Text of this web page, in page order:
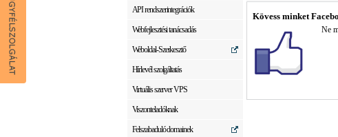
API rendszerintegrációk
Webfejlesztési tanácsadás
Weboldal-Szerkesztő
Hírlevél szolgáltatás
Virtuális szerver VPS
Viszonteladóknak
Felszabaduló domainek
Kövess minket
Ne